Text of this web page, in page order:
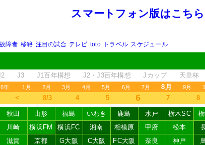
スマートフォン版はこちら
故障者 移籍 注目の試合 テレビ toto トラベル スケジュール
J3 J1百年構想 J2・J3百年構想 Jカップ 天皇杯
年 1月 2月 3月 4月 5月 6月 7月 8月 9月
＜ 8/3 4 5 6 7 8
秋田 山形 福島 いわき 鹿島 水戸 栃木SC
川崎 横浜FM 横浜FC 湘南 相模原 甲府 松本
滋賀 京都 G大阪 C大阪 FC大阪 奈良 神戸